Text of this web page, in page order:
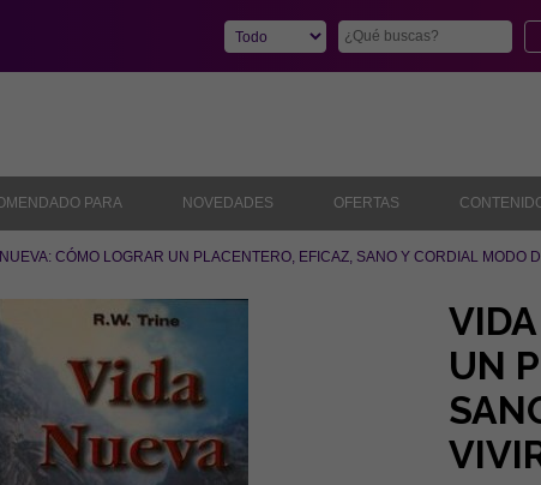
PARA NOVEDADES OFERTAS
CÓMO LOGRAR UN PLACENTERO, EFICAZ, SANO Y CORDIAL MODO
UN